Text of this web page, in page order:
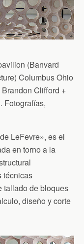
(Ban­vard
Colum­bus Ohio
Clif­ford +
Fotografías,
LeFevre», es el
en torno a la
técnicas
tallado de bloques
diseño y corte